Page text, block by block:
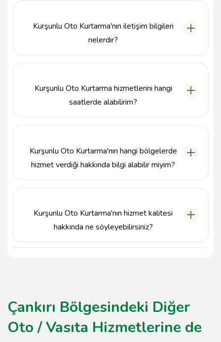
Kurşunlu Oto Kurtarma'nın iletişim bilgileri
nelerdir?
Kurşunlu Oto Kurtarma hizmetlerini hangi
saatlerde alabilirim?
Kurşunlu Oto Kurtarma'nın hangi bölgelerde
hizmet verdiği hakkında bilgi alabilir miyim?
Kurşunlu Oto Kurtarma'nın hizmet kalitesi
hakkında ne söyleyebilirsiniz?
Kurşunlu Oto Kurtarma, uzman ekibiyle güvenilir ve
Çankırı Bölgesindeki Diğer
Oto / Vasıta Hizmetlerine de